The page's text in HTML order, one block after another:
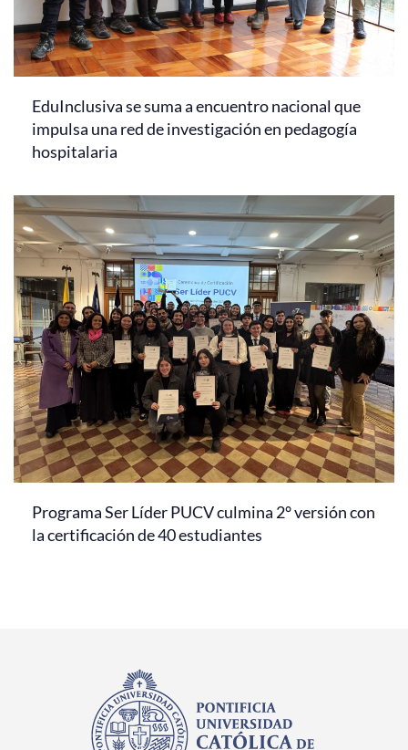
EduInclusiva se suma a encuentro nacional que
impulsa una red de investigación en pedagogía
hospitalaria
Programa Ser Líder PUCV culmina 2° versión con
la certificación de 40 estudiantes